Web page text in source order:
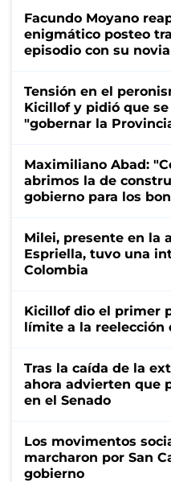
Facundo Moyano
enigmático posteo
episodio con su novia
Tensión en el
Kicillof y pidió que
"gobernar la
Maximiliano Abad:
abrimos la de
gobierno para los
Milei, presente en la
Espriella, tuvo una
Colombia
Kicillof dio el primer
límite a la reelección
Tras la caída de la
ahora advierten que
en el Senado
Los movimentos
marcharon por San
gobierno